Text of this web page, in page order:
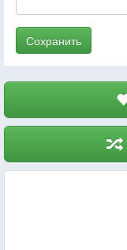
Сохранить